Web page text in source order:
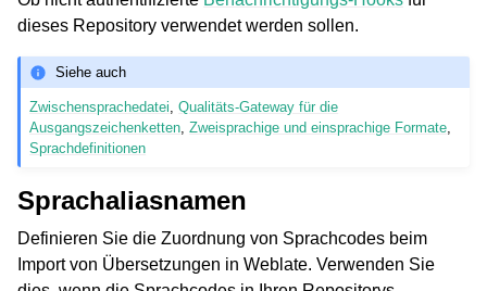
dieses Repository verwendet werden sollen.
Siehe auch
Zwischensprachedatei,Qualitäts-Gateway für die
Ausgangszeichenketten,Zweisprachige und einsprachige Formate,
Sprachdefinitionen
Sprachaliasnamen
Definieren Sie die Zuordnung von Sprachcodes beim
Import von Übersetzungen in Weblate. Verwenden Sie